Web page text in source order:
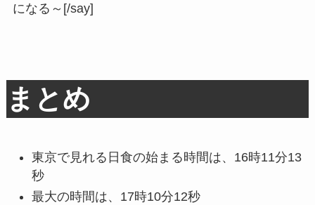
になる～[/say]
まとめ
東京で見れる日食の始まる時間は、16時11分13
秒
最大の時間は、17時10分12秒